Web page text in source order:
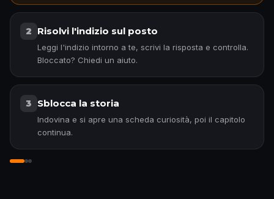
2 Risolvi l'indizio sul posto
Leggi l'indizio intorno a te, scrivi la risposta e controlla.
Bloccato? Chiedi un aiuto.
3 Sblocca la storia
Indovina e si apre una scheda curiosità, poi il capitolo
continua.